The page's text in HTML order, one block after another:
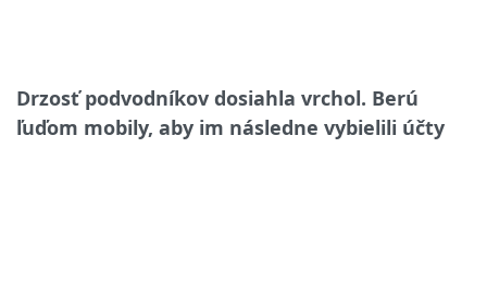
Drzosť podvodníkov dosiahla vrchol. Berú
ľuďom mobily, aby im následne vybielili účty